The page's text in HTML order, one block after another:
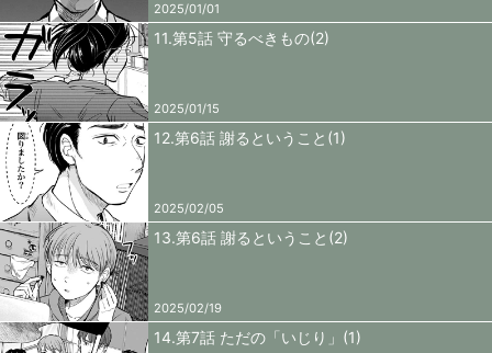
2025/01/01
11.第5話 守るべきもの(2)
2025/01/15
12.第6話 謝るということ(1)
2025/02/05
13.第6話 謝るということ(2)
2025/02/19
14.第7話 ただの「いじり」(1)